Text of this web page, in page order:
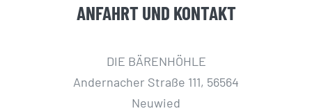
ANFAHRT UND KONTAKT
DIE BÄRENHÖHLE
Andernacher Straße 111, 56564
Neuwied